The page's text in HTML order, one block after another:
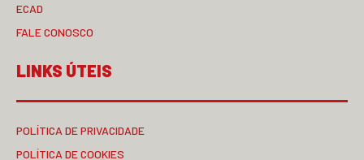
ECAD
FALE CONOSCO
LINKS ÚTEIS
POLÍTICA DE PRIVACIDADE
POLÍTICA DE COOKIES